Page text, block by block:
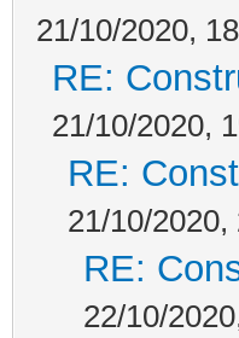
21/10/2020,
RE:
21/10/2020,
RE:
21/10/2020,
RE:
22/10/